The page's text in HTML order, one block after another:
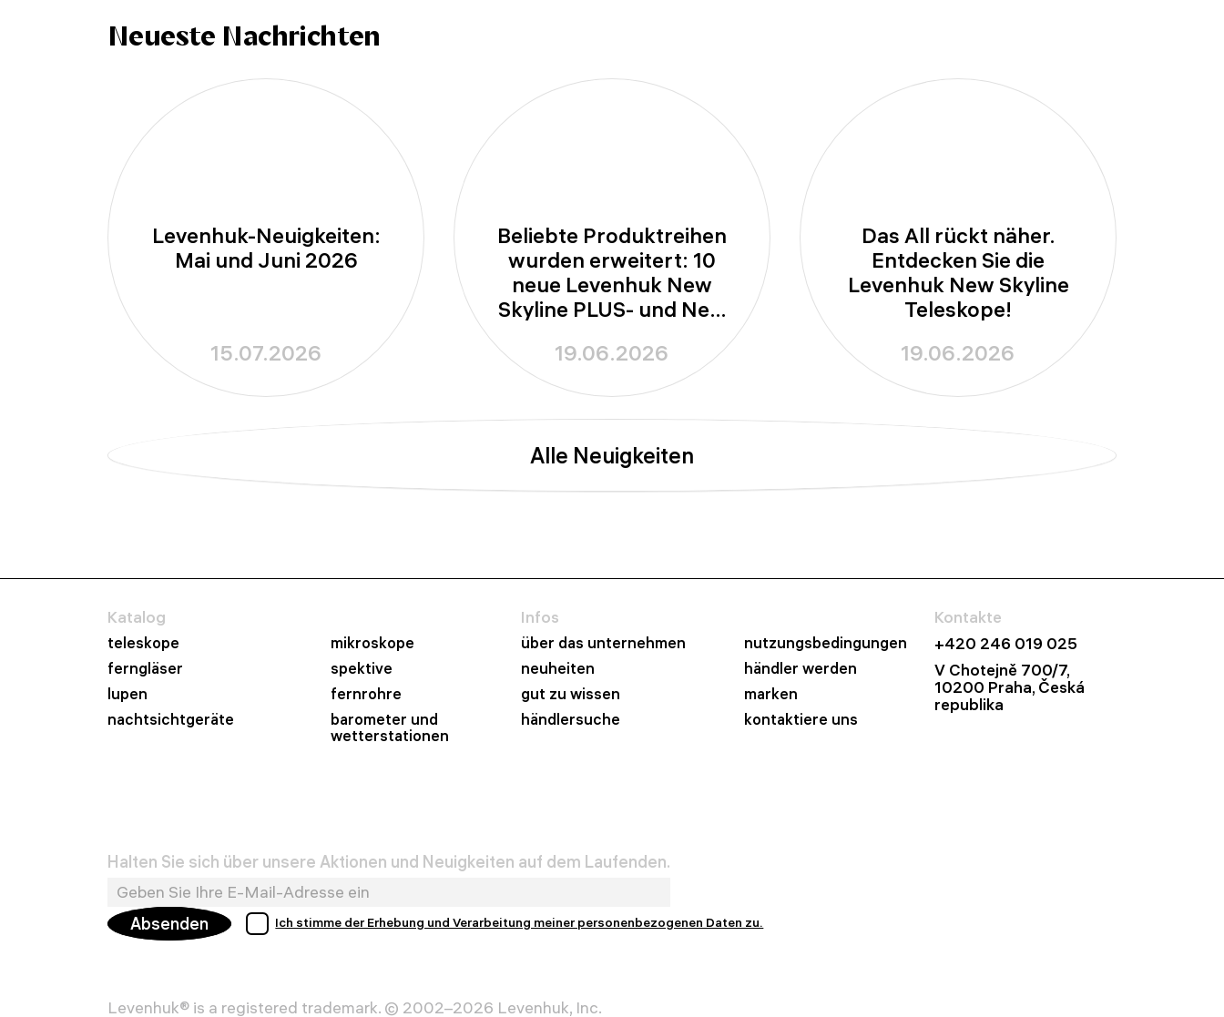
Neueste Nachrichten
Levenhuk-Neuigkeiten:
Mai und Juni 2026
15.07.2026
Beliebte Produktreihen
wurden erweitert: 10
neue Levenhuk New
Skyline PLUS- und New
19.06.2026
Das All rückt näher.
Entdecken Sie die
Levenhuk New Skyline
Teleskope!
19.06.2026
Alle Neuigkeiten
Katalog
teleskope
mikroskope
ferngläser
spektive
lupen
fernrohre
nachtsichtgeräte
barometer und
wetterstationen
Infos
über das unternehmen
nutzungsbedingungen
neuheiten
händler werden
gut zu wissen
marken
händlersuche
kontaktiere uns
Kontakte
+420 246 019 025
V Chotejně 700/7,
10200 Praha, Česká
republika
Halten Sie sich über unsere Aktionen und Neuigkeiten auf dem Laufenden.
Absenden Ich stimme der Erhebung und Verarbeitung meiner personenbezogenen Daten zu.
Levenhuk® is a registered trademark. © 2002–2026 Levenhuk, Inc.